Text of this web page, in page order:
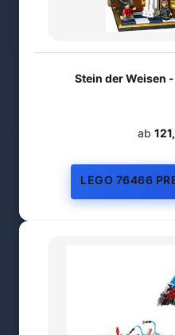
Stein der Weisen
ab
LEGO 76466